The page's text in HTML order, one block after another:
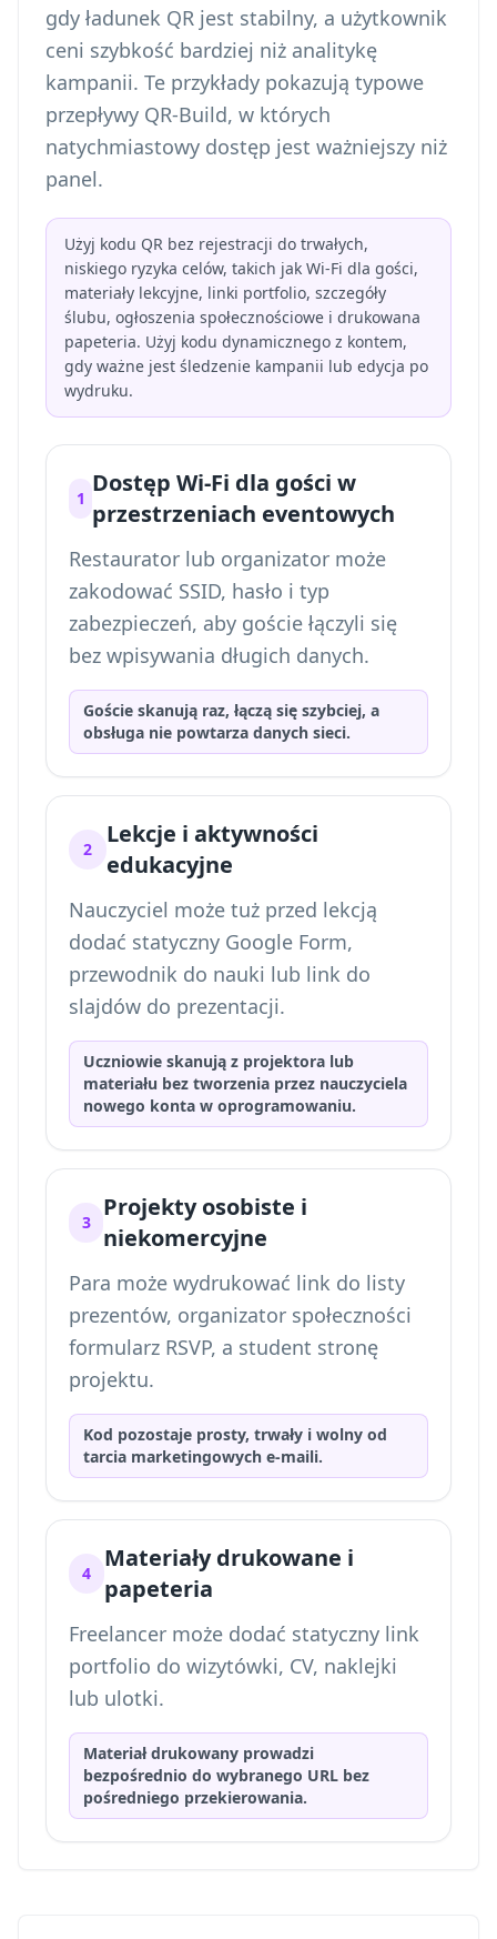
gdy ładunek QR jest stabilny, a użytkownik
ceni szybkość bardziej niż analitykę
kampanii. Te przykłady pokazują typowe
przepływy QR-Build, w których
natychmiastowy dostęp jest ważniejszy niż
panel.
Użyj kodu QR bez rejestracji do trwałych,
niskiego ryzyka celów, takich jak Wi-Fi dla gości,
materiały lekcyjne, linki portfolio, szczegóły
ślubu, ogłoszenia społecznościowe i drukowana
papeteria. Użyj kodu dynamicznego z kontem,
gdy ważne jest śledzenie kampanii lub edycja po
wydruku.
1
Dostęp Wi-Fi dla gości w
przestrzeniach eventowych
Restaurator lub organizator może
zakodować SSID, hasło i typ
zabezpieczeń, aby goście łączyli się
bez wpisywania długich danych.
Goście skanują raz, łączą się szybciej, a
obsługa nie powtarza danych sieci.
2
Lekcje i aktywności
edukacyjne
Nauczyciel może tuż przed lekcją
dodać statyczny Google Form,
przewodnik do nauki lub link do
slajdów do prezentacji.
Uczniowie skanują z projektora lub
materiału bez tworzenia przez nauczyciela
nowego konta w oprogramowaniu.
3
Projekty osobiste i
niekomercyjne
Para może wydrukować link do listy
prezentów, organizator społeczności
formularz RSVP, a student stronę
projektu.
Kod pozostaje prosty, trwały i wolny od
tarcia marketingowych e-maili.
4
Materiały drukowane i
papeteria
Freelancer może dodać statyczny link
portfolio do wizytówki, CV, naklejki
lub ulotki.
Materiał drukowany prowadzi
bezpośrednio do wybranego URL bez
pośredniego przekierowania.